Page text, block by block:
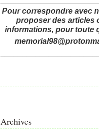
Pour correspondre avec
proposer des articles
informations, pour toute
Archives